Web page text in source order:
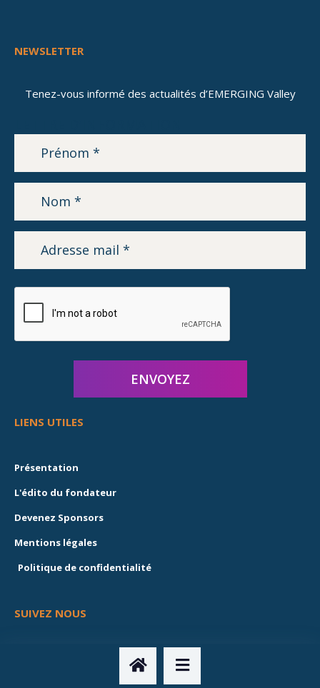
NEWSLETTER
Tenez-vous informé des actualités d’EMERGING Valley
LIENS UTILES
Présentation
L'édito du fondateur
Devenez Sponsors
Mentions légales
Politique de confidentialité
SUIVEZ NOUS